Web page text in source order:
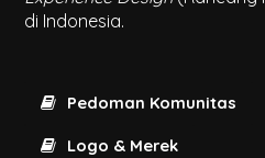
di Indonesia.
Pedoman Komunitas
Logo & Merek